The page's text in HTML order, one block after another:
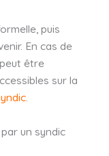
puis
En cas de
être
sur la
un syndic